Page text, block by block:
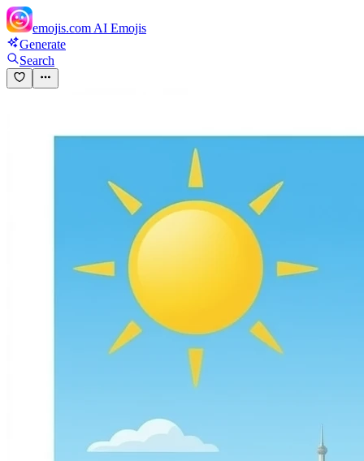
emojis.com AI Emojis
Generate
Search